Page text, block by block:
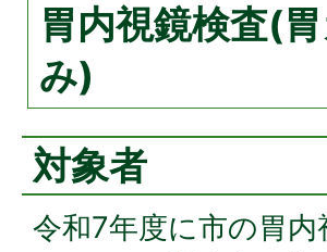
胃内視鏡検査(
み)
対象者
令和7年度に市の胃